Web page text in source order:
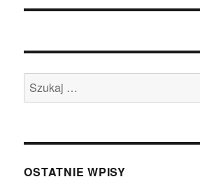
Szukaj:
OSTATNIE WPISY